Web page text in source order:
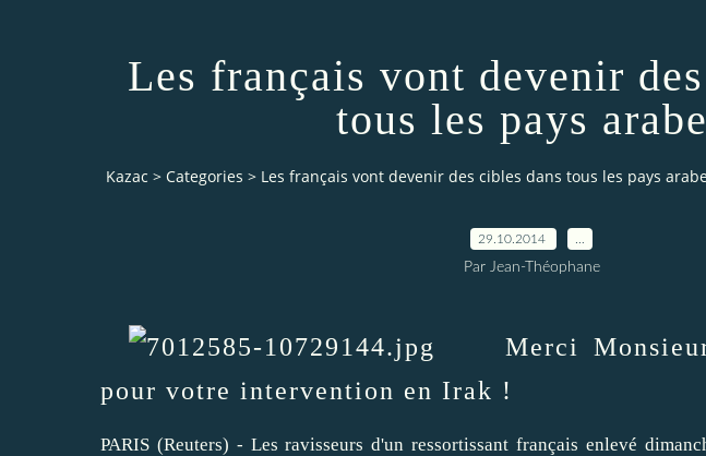
Les français vont devenir
tous les pays
Kazac > Categories > Les français vont devenir des cibles dans tous les pays
29.10.2014
Par Jean-Théophane
Merci Monsieur
pour votre intervention en Irak !
PARIS (Reuters) - Les ravisseurs d'un ressortissant français enlevé